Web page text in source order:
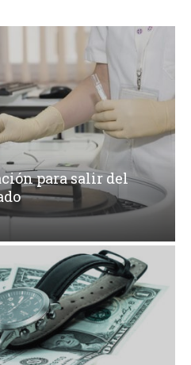
para salir del